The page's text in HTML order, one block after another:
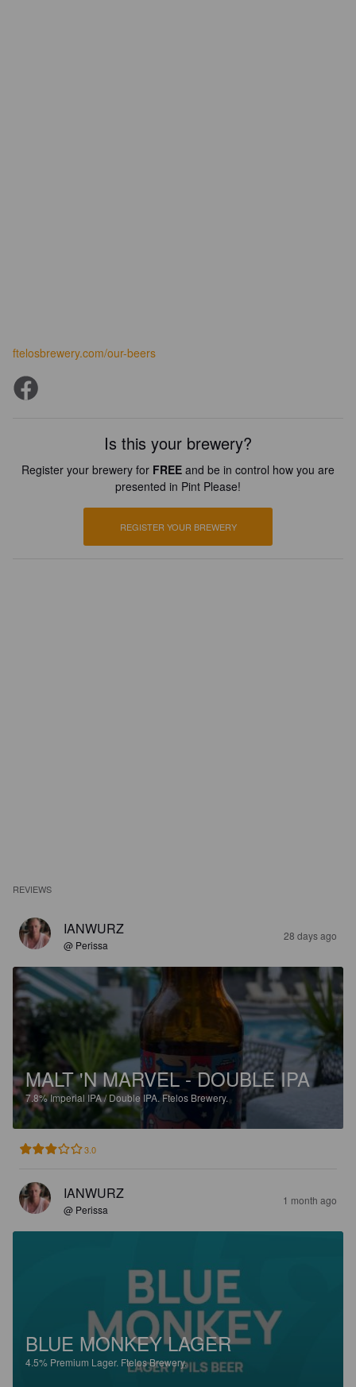
ftelosbrewery.com/our-beers
Is this your brewery?
Register your brewery for FREE and be in control how you are
presented in Pint Please!
REGISTER YOUR BREWERY
REVIEWS
IANWURZ
@ Perissa
28 days ago
MALT 'N MARVEL - DOUBLE IPA
7.8%Imperial IPA / Double IPA. Ftelos Brewery.
3.0
IANWURZ
@ Perissa
1 month ago
BLUE MONKEY LAGER
4.5% Premium Lager. Ftelos Brewery.